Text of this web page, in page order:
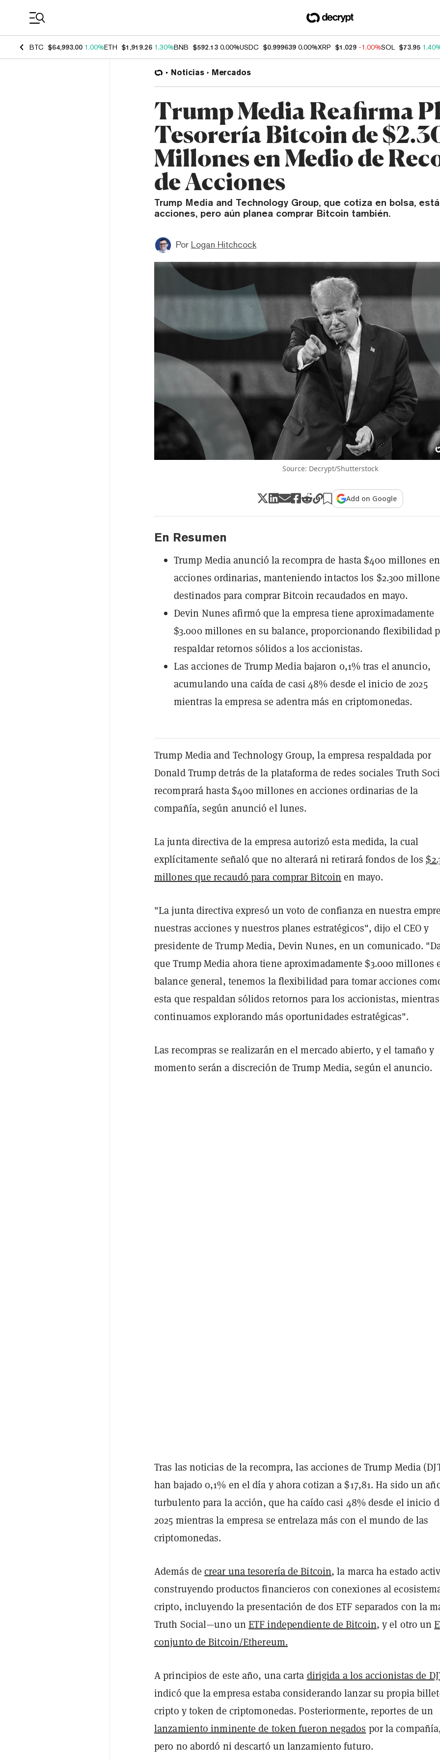
BTC $64,993.00 1.00%ETH $1,919.26 1.30%BNB $592.13 0.00%USDC $0.999639 0.00%XRP $1.029 -1.00%SOL $73.95
Noticias Mercados
Trump Media Reafirma
Tesorería Bitcoin de
Millones en Medio de
de Acciones
Trump Media and Technology Group, que cotiza en bolsa,
acciones, pero aún planea comprar Bitcoin también.
Por Logan Hitchcock
Source: Decrypt/Shutterstock
Add on Google
En Resumen
Trump Media anunció la recompra de hasta $400 millones en
acciones ordinarias, manteniendo intactos los $2.300
destinados para comprar Bitcoin recaudados en mayo.
Devin Nunes afirmó que la empresa tiene aproximadamente
$3.000 millones en su balance, proporcionando flexibilidad
respaldar retornos sólidos a los accionistas.
Las acciones de Trump Media bajaron 0,1% tras el anuncio,
acumulando una caída de casi 48% desde el inicio de 2025
mientras la empresa se adentra más en criptomonedas.
Trump Media and Technology Group, la empresa respaldada por
Donald Trump detrás de la plataforma de redes sociales Truth
recomprará hasta $400 millones en acciones ordinarias de la
compañía, según anunció el lunes.
La junta directiva de la empresa autorizó esta medida, la cual
explícitamente señaló que no alterará ni retirará fondos de los
millones que recaudó para comprar Bitcoin en mayo.
"La junta directiva expresó un voto de confianza en nuestra
nuestras acciones y nuestros planes estratégicos", dijo el CEO y
presidente de Trump Media, Devin Nunes, en un comunicado.
que Trump Media ahora tiene aproximadamente $3.000 millones
balance general, tenemos la flexibilidad para tomar acciones
esta que respaldan sólidos retornos para los accionistas, mientras
continuamos explorando más oportunidades estratégicas".
Las recompras se realizarán en el mercado abierto, y el tamaño y
momento serán a discreción de Trump Media, según el anuncio.
Tras las noticias de la recompra, las acciones de Trump Media
han bajado 0,1% en el día y ahora cotizan a $17,81. Ha sido un
turbulento para la acción, que ha caído casi 48% desde el inicio
2025 mientras la empresa se entrelaza más con el mundo de las
criptomonedas.
Además de crear una tesorería de Bitcoin, la marca ha estado
construyendo productos financieros con conexiones al
cripto, incluyendo la presentación de dos ETF separados con la
Truth Social—uno unETF independiente de Bitcoin, y el otro un
conjunto de Bitcoin/Ethereum.
A principios de este año, una carta dirigida a los accionistas de
indicó que la empresa estaba considerando lanzar su propia
cripto y token de criptomonedas. Posteriormente, reportes de un
lanzamiento inminente de token fueron negados por la
pero no abordó ni descartó un lanzamiento futuro.